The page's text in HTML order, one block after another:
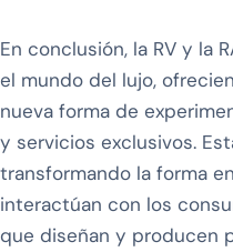
En conclusión, la RV y la
el mundo del lujo,
nueva forma de
y servicios exclusivos.
transformando la forma
interactúan con los
que diseñan y producen